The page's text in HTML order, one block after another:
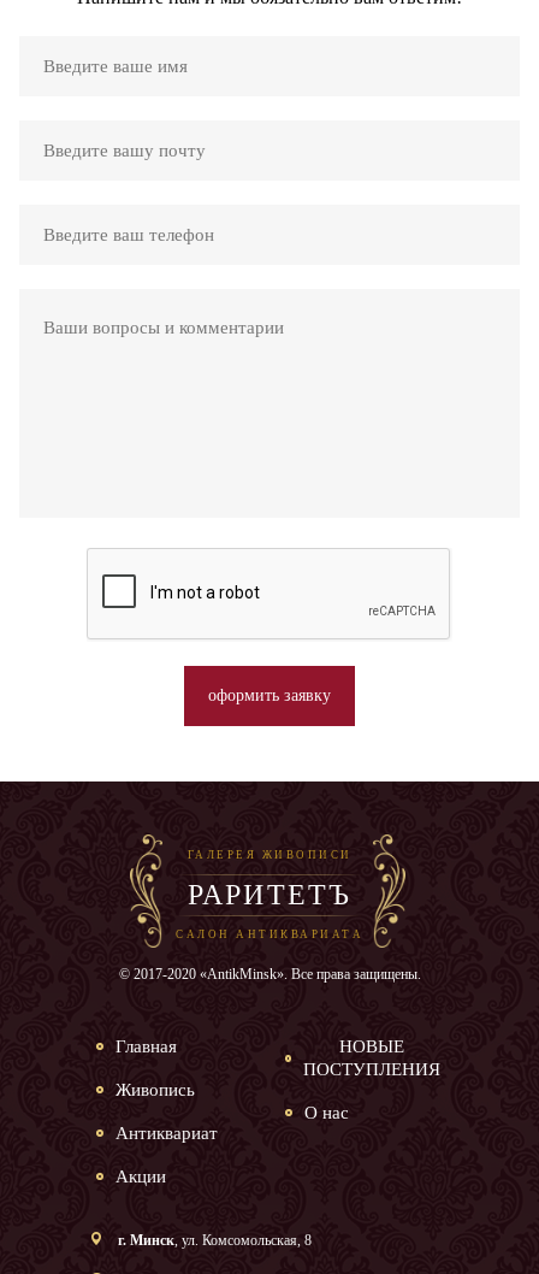
оформить заявку
ГАЛЕРЕЯ ЖИВОПИСИ
РАРИТЕТЪ
САЛОН АНТИКВАРИАТА
© 2017-2020 «AntikMinsk». Все права защищены.
Главная
Живопись
Антиквариат
Акции
НОВЫЕ
ПОСТУПЛЕНИЯ
О нас
г. Минск, ул. Комсомольская, 8